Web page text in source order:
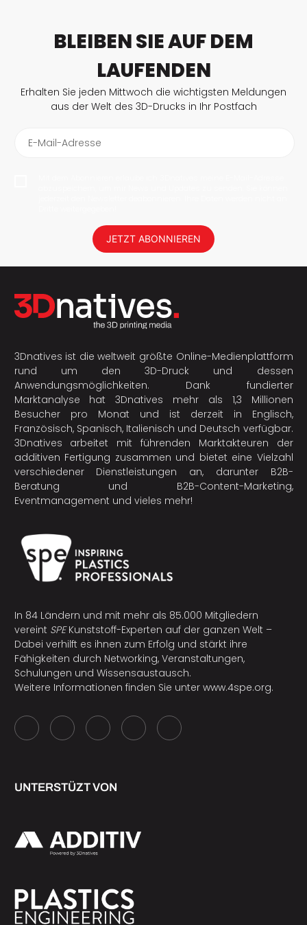
BLEIBEN SIE AUF DEM
LAUFENDEN
Erhalten Sie jeden Mittwoch die wichtigsten Meldungen
aus der Welt des 3D-Drucks in Ihr Postfach
E-Mail-Adresse
JETZT ABONNIEREN
3Dnatives ist die weltweit größte Online-Medienplattform
rund um den 3D-Druck und dessen
Anwendungsmöglichkeiten. Dank fundierter
Marktanalyse hat 3Dnatives mehr als 1,3 Millionen
Besucher pro Monat und ist derzeit in Englisch,
Französisch, Spanisch, Italienisch und Deutsch verfügbar.
3Dnatives arbeitet mit führenden Marktakteuren der
additiven Fertigung zusammen und bietet eine Vielzahl
verschiedener Dienstleistungen an, darunter B2B-
Beratung und B2B-Content-Marketing,
Eventmanagement und vieles mehr!
In 84 Ländern und mit mehr als 85.000 Mitgliedern
vereint SPEKunststoff-Experten auf der ganzen Welt –
Dabei verhilft es ihnen zum Erfolg und stärkt ihre
Fähigkeiten durch Networking, Veranstaltungen,
Schulungen und Wissensaustausch.
Weitere Informationen finden Sie unter www.4spe.org.
UNTERSTÜZT VON